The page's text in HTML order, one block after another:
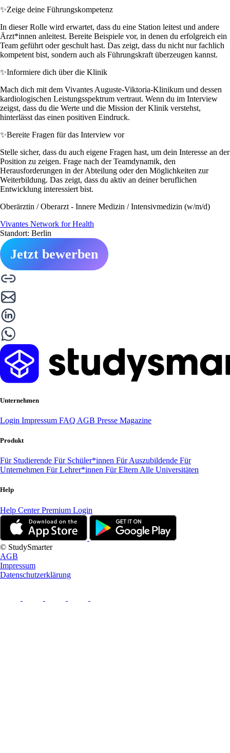
✨Zeige deine Führungskompetenz
In dieser Rolle wird erwartet, dass du eine Station leitest und andere
Ärzt*innen anleitest. Bereite Beispiele vor, in denen du erfolgreich ein
Team geführt oder geschult hast. Das zeigt, dass du nicht nur fachlich
kompetent bist, sondern auch als Führungskraft überzeugen kannst.
✨Informiere dich über die Klinik
Mach dich mit dem Vivantes Auguste-Viktoria-Klinikum und dessen
kardiologischen Leistungsspektrum vertraut. Wenn du im Interview
zeigst, dass du die Werte und die Mission der Klinik verstehst,
hinterlässt das einen positiven Eindruck.
✨Bereite Fragen für das Interview vor
Stelle sicher, dass du auch eigene Fragen hast, um dein Interesse an der
Position zu zeigen. Frage nach der Teamdynamik, den
Herausforderungen in der Abteilung oder den Möglichkeiten zur
Weiterbildung. Das zeigt, dass du aktiv an deiner beruflichen
Entwicklung interessiert bist.
Oberärztin / Oberarzt - Innere Medizin / Intensivmedizin (w/m/d)
Vivantes Network for Health
Standort: Berlin
Jetzt bewerben
Unternehmen
Login Impressum FAQ AGB Presse Magazine
Produkt
Für Studierende Für Schüler*innen Für Auszubildende Für
Unternehmen Für Lehrer*innen Für Eltern Alle Universitäten
Help
Help CenterPremium Login
© StudySmarter
AGB
Impressum
Datenschutzerklärung